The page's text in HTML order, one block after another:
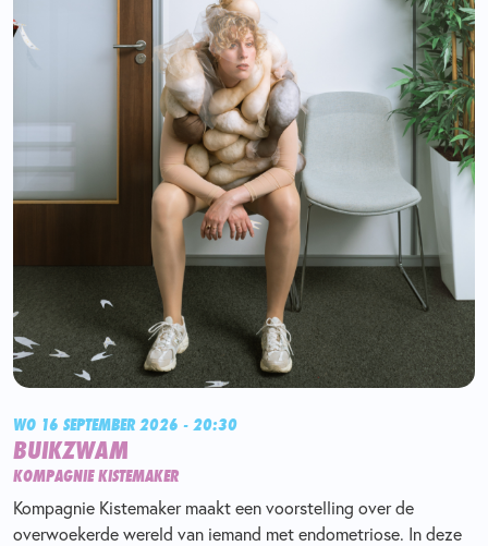
WO 16 SEPTEMBER 2026 - 20:30
BUIKZWAM
KOMPAGNIE KISTEMAKER
Kompagnie Kistemaker maakt een voorstelling over de
overwoekerde wereld van iemand met endometriose. In deze